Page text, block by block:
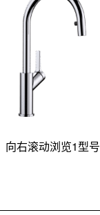
向右滚动浏览1型号